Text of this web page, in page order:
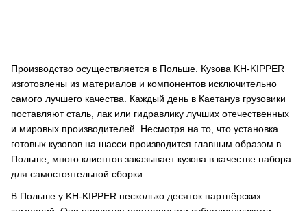
Производство осуществляется в Польше. Кузова KH-KIPPER
изготовлены из материалов и компонентов исключительно
самого лучшего качества. Каждый день в Каетанув грузовики
поставляют сталь, лак или гидравлику лучших отечественных
и мировых производителей. Несмотря на то, что установка
готовых кузовов на шасси производится главным образом в
Польше, много клиентов заказывает кузова в качестве набора
для самостоятельной сборки.
В Польше у KH-KIPPER несколько десяток партнёрских